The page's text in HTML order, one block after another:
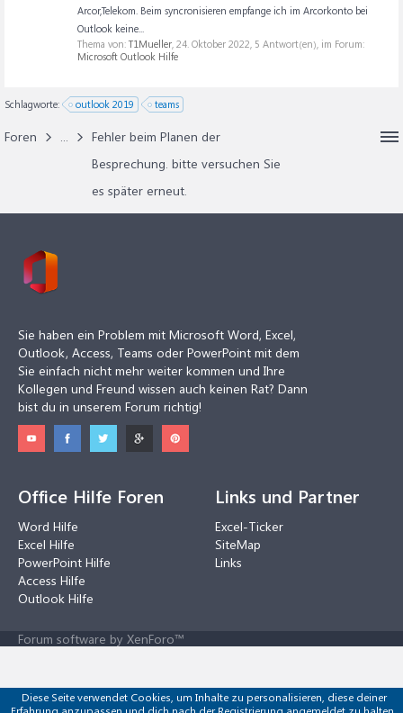
Arcor,Telekom. Beim syncronisieren empfange ich im Arcorkonto bei
Outlook keine...
Thema von: T1Mueller, 24. Oktober 2022, 5 Antwort(en), im Forum:
Microsoft Outlook Hilfe
Schlagworte: outlook 2019 teams
Foren ...
Fehler beim Planen der
Besprechung. bitte versuchen Sie
es später erneut.
Sie haben ein Problem mit Microsoft Word, Excel,
Outlook, Access, Teams oder PowerPoint mit dem
Sie einfach nicht mehr weiter kommen und Ihre
Kollegen und Freund wissen auch keinen Rat? Dann
bist du in unserem Forum richtig!
Office Hilfe Foren
Word Hilfe
Excel Hilfe
PowerPoint Hilfe
Access Hilfe
Outlook Hilfe
Links und Partner
Excel-Ticker
SiteMap
Links
Forum software by XenForo™
Diese Seite verwendet Cookies, um Inhalte zu personalisieren, diese deiner